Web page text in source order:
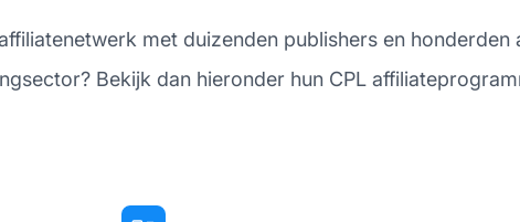
met duizenden publishers en
Bekijk dan hieronder hun CPL